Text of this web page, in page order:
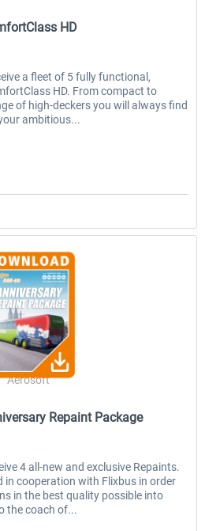
HD
a fleet of 5 fully functional,
HD. From compact to
of high-deckers you will always find
ambitious...
Aerosoft
Repaint Package
4 all-new and exclusive Repaints.
in cooperation with Flixbus in order
in the best quality possible into
the coach of...